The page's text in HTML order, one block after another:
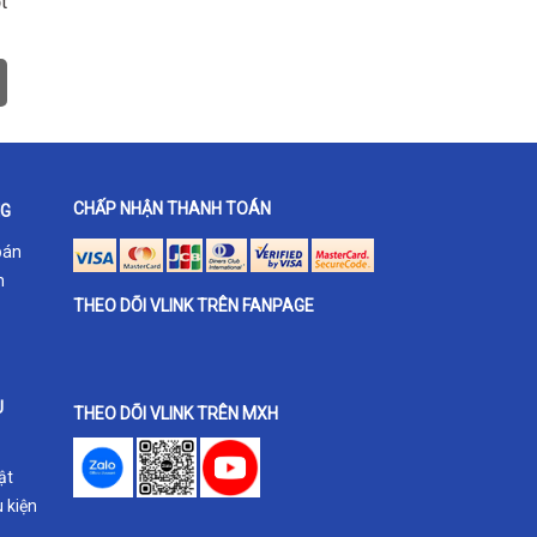
kiện
CHẤP NHẬN THANH TOÁN
THEO DÕI VLINK TRÊN FANPAGE
THEO DÕI VLINK TRÊN MXH